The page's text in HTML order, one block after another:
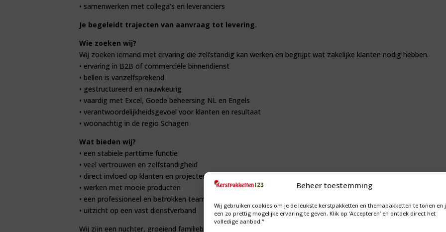
Beheer toestemming
Wij gebruiken cookies om je de leukste kerstpakketten en themapakketten te tonen en
een zo prettig mogelijke ervaring te geven. Klik op ‘Accepteren’ en ontdek direct het
volledige aanbod."
• samenwerken met collega’s en leveranciers
Je begeleidt trajecten van aanvraag tot levering.
Wie zoeken wij?
Wij zoeken iemand met ervaring die zelfstandig kan werken en begrijpt wat zakelijke klanten nodig hebben.
• ervaring in B2B of commerciële binnendienst
• bellen is vanzelfsprekend
• gestructureerd en nauwkeurig
• vaardig met Excel, Goede beheersing NL en Engels
• verantwoordelijkheidsgevoel voor klanten en resultaat
• woonachtig in de regio Schagen
Wat bieden wij?
• een stabiele parttime functie
• veel vertrouwen en zelfstandigheid
• direct invloed op klanten en projecten
• werken met mooie producten
• een professioneel en betrokken team
• uitzicht op een vast dienstverband
Wij zijn een nuchter, groeiend familiebedrijf met grote ambities. Onze klanten waarderen ons om de